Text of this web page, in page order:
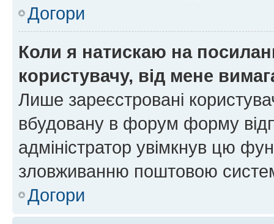
Догори
Коли я натискаю на
користувачу, від мене
Лише зареєстровані
вбудовану в форум форму
адміністратор увімкнув цю
зловживанню поштовою
Догори